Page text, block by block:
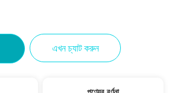
এখন চ্যাট করুন